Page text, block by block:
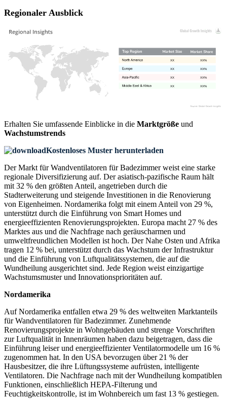
Regionaler Ausblick
XX%
XX
XX%
XX
XX%
XX
XX%
XX
Erhalten Sie umfassende Einblicke in die Marktgröße und
Wachstumstrends
Kostenloses Muster herunterladen
Der Markt für Wandventilatoren für Badezimmer weist eine starke
regionale Diversifizierung auf. Der asiatisch-pazifische Raum hält
mit 32 % den größten Anteil, angetrieben durch die
Stadterweiterung und steigende Investitionen in die Renovierung
von Eigenheimen. Nordamerika folgt mit einem Anteil von 29 %,
unterstützt durch die Einführung von Smart Homes und
energieeffizienten Renovierungsprojekten. Europa macht 27 % des
Marktes aus und die Nachfrage nach geräuscharmen und
umweltfreundlichen Modellen ist hoch. Der Nahe Osten und Afrika
tragen 12 % bei, unterstützt durch das Wachstum der Infrastruktur
und die Einführung von Luftqualitätssystemen, die auf die
Wundheilung ausgerichtet sind. Jede Region weist einzigartige
Wachstumsmuster und Innovationsprioritäten auf.
Nordamerika
Auf Nordamerika entfallen etwa 29 % des weltweiten Marktanteils
für Wandventilatoren für Badezimmer. Zunehmende
Renovierungsprojekte in Wohngebäuden und strenge Vorschriften
zur Luftqualität in Innenräumen haben dazu beigetragen, dass die
Einführung leiser und energieeffizienter Ventilatormodelle um 16 %
zugenommen hat. In den USA bevorzugen über 21 % der
Hausbesitzer, die ihre Lüftungssysteme aufrüsten, intelligente
Ventilatoren. Die Nachfrage nach mit der Wundheilung kompatiblen
Funktionen, einschließlich HEPA-Filterung und
Feuchtigkeitskontrolle, ist im Wohnbereich um fast 13 % gestiegen.